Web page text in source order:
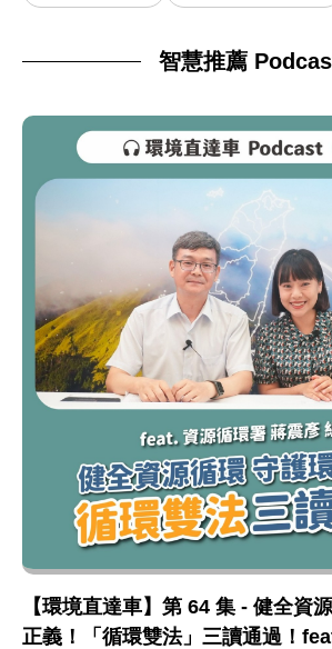
智慧推薦
【環境直達車】第 64 集 - 健全資
正義！「循環雙法」三讀通過！